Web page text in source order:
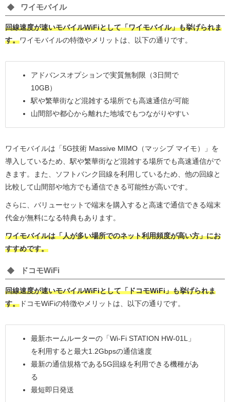
ワイモバイル
回線速度が速いモバイルWiFiとして「ワイモバイル」も挙げられま
す。ワイモバイルの特徴やメリットは、以下の通りです。
アドバンスオプションで実質無制限（3日間で
10GB）
駅や繁華街など混雑する場所でも高速通信が可能
山間部や都心から離れた地域でもつながりやすい
ワイモバイルは「5G技術 Massive MIMO（マッシブ マイモ）」を
導入しているため、駅や繁華街など混雑する場所でも高速通信がで
きます。また、ソフトバンク回線を利用しているため、他の回線と
比較して山間部や地方でも通信できる可能性が高いです。
さらに、バリューセットで端末を購入すると高速で通信できる端末
代金が無料になる特典もあります。
ワイモバイルは「人が多い場所でのネット利用頻度が高い方」にお
すすめです。
ドコモWiFi
回線速度が速いモバイルWiFiとして「ドコモWiFi」も挙げられま
す。 ドコモWiFiの特徴やメリットは、以下の通りです。
最新ホームルーターの「Wi-Fi STATION HW-01L」
を利用すると最大1.2Gbpsの通信速度
最新の通信規格である5G回線を利用できる機種があ
る
最短即日発送